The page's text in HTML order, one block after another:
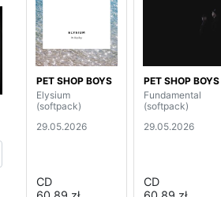
PET SHOP BOYS
Elysium
(softpack)
29.05.2026
CD
PET SHOP BOYS
Fundamental
(softpack)
29.05.2026
CD